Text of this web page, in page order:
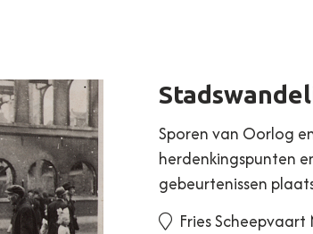
Sporen van Oorlog
herdenkingspunten
gebeurtenissen
Fries